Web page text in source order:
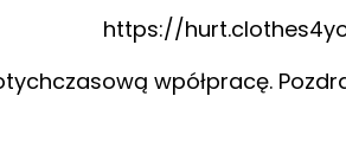
https://
wpółpracę.